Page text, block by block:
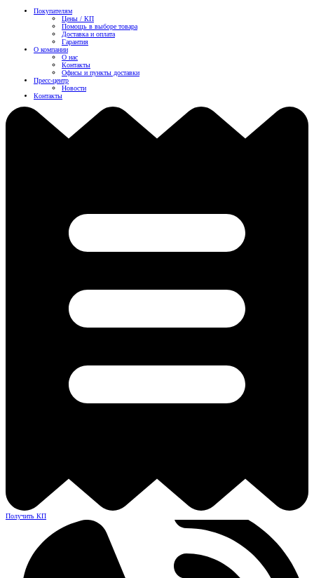
Покупателям
Цены / КП
Помощь в выборе товара
Доставка и оплата
Гарантия
О компании
О нас
Контакты
Офисы и пункты доставки
Пресс-центр
Новости
Контакты
Получить КП